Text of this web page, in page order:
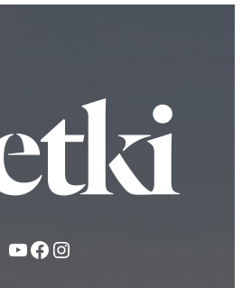
YouTube
FacebookInstagram